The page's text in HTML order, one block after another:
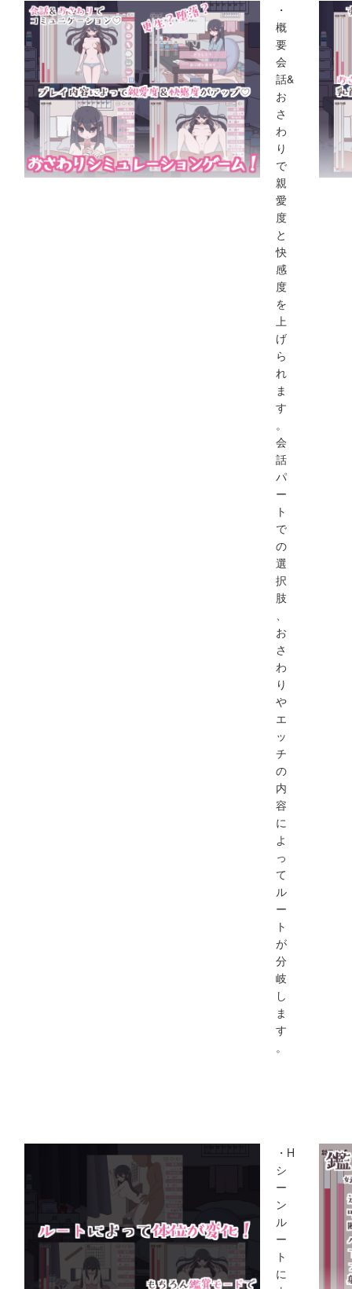
・
概
要
会
話&
お
さ
わ
り
で
親
愛
度
と
快
感
度
を
上
げ
ら
れ
ま
す
。
会
話
パ
ー
ト
で
の
選
択
肢
お
さ
わ
り
や
エ
ッ
チ
の
内
容
に
よ
っ
て
ル
ー
ト
が
分
岐
し
ま
す
。
・H
シ
ー
ン
ル
ー
ト
に